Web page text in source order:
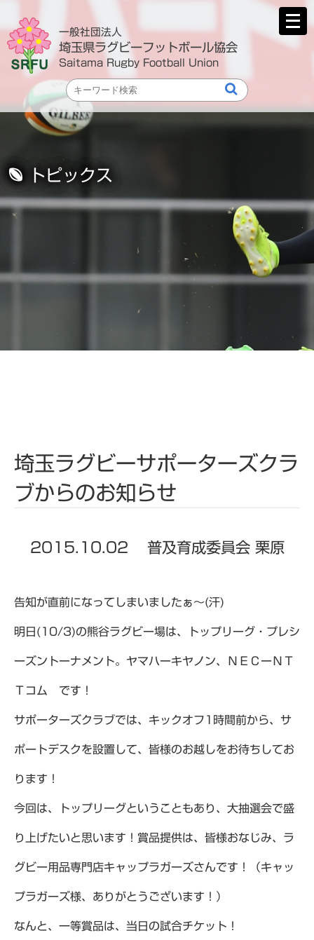
一般社団法人
埼玉県ラグビーフットボール協会
Saitama Rugby Football Union
メ
ニ
ュ
く
トピックス
埼玉ラグビーサポーターズクラ
ブからのお知らせ
2015.10.02 普及育成委員会 栗原
告知が直前になってしまいましたぁ～(汗)
明日(10/3)の熊谷ラグビー場は、トップリーグ・プレシ
ーズントーナメント。ヤマハーキヤノン、ＮＥＣーＮＴ
Ｔコム です！
サポーターズクラブでは、キックオフ1時間前から、サ
ポートデスクを設置して、皆様のお越しをお待ちしてお
ります！
今回は、トップリーグということもあり、大抽選会で盛
り上げたいと思います！賞品提供は、皆様おなじみ、ラ
グビー用品専門店キャップラガーズさんです！（キャッ
プラガーズ様、ありがとうございます！）
なんと、一等賞品は、当日の試合チケット！